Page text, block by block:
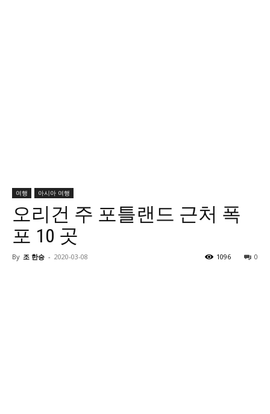
여행 아시아 여행
오리건 주 포틀랜드 근처 폭
포 10 곳
By 조 한승 - 2020-03-08 0
1096